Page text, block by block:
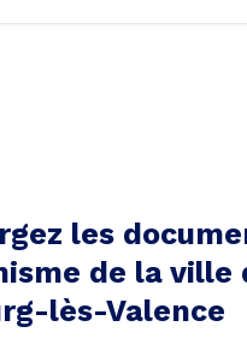
les
de la ville
lès-Valence